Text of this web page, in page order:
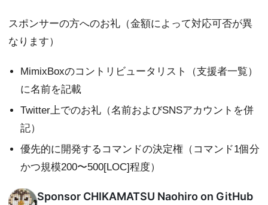
スポンサーの方へのお礼（金額によって対応可否が異
なります）
MimixBoxのコントリビュータリスト（支援者一覧）
に名前を記載
Twitter上でのお礼（名前およびSNSアカウントを併
記）
優先的に開発するコマンドの決定権（コマンド1個分
かつ規模200〜500[LOC]程度）